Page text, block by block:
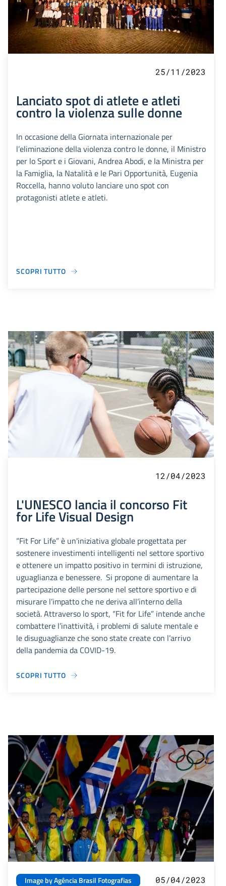
25/11/2023
Lanciato spot di atlete e atleti
contro la violenza sulle donne
In occasione della Giornata internazionale per
l’eliminazione della violenza contro le donne, il Ministro
per lo Sport e i Giovani, Andrea Abodi, e la Ministra per
la Famiglia, la Natalità e le Pari Opportunità, Eugenia
Roccella, hanno voluto lanciare uno spot con
protagonisti atlete e atleti.
SCOPRI TUTTO
12/04/2023
L'UNESCO lancia il concorso Fit
for Life Visual Design
“Fit For Life” è un'iniziativa globale progettata per
sostenere investimenti intelligenti nel settore sportivo
e ottenere un impatto positivo in termini di istruzione,
uguaglianza e benessere. Si propone di aumentare la
partecipazione delle persone nel settore sportivo e di
misurare l’impatto che ne deriva all’interno della
società. Attraverso lo sport, “Fit for Life” intende anche
combattere l’inattività, i problemi di salute mentale e
le disuguaglianze che sono state create con l’arrivo
della pandemia da COVID-19.
SCOPRI TUTTO
Image by Agência Brasil Fotografias 05/04/2023